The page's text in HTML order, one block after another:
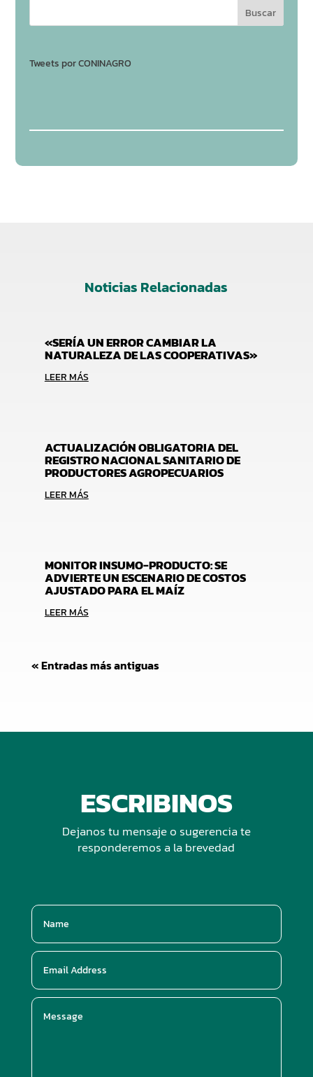
Tweets por CONINAGRO
Noticias Relacionadas
«SERÍA UN ERROR CAMBIAR LA
NATURALEZA DE LAS COOPERATIVAS»
LEER MÁS
ACTUALIZACIÓN OBLIGATORIA DEL
REGISTRO NACIONAL SANITARIO DE
PRODUCTORES AGROPECUARIOS
LEER MÁS
MONITOR INSUMO-PRODUCTO: SE
ADVIERTE UN ESCENARIO DE COSTOS
AJUSTADO PARA EL MAÍZ
LEER MÁS
« Entradas más antiguas
ESCRIBINOS
Dejanos tu mensaje o sugerencia te
responderemos a la brevedad